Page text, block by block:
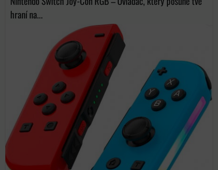
hraní na...